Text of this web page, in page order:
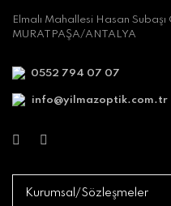
Elmalı Mahallesi Hasan
MURATPAŞA/ANTALYA
0552 794 07 07
info@yilmazoptik.com.tr
Kurumsal/Sözleşmeler